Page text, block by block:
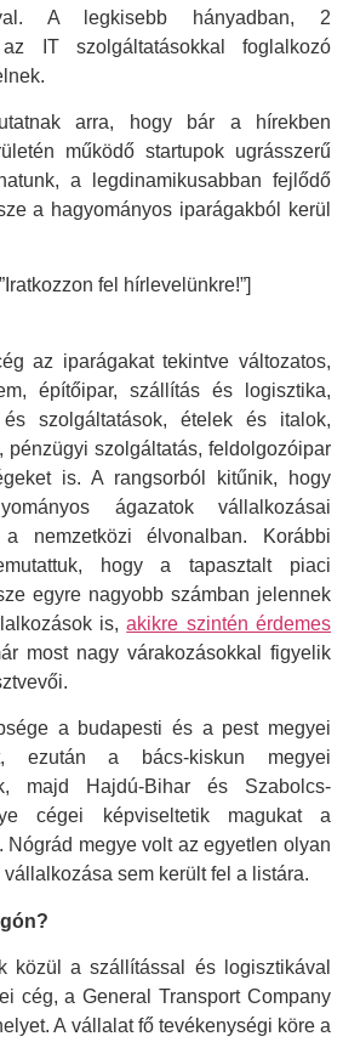
A legkisebb hányadban, 2
IT szolgáltatásokkal foglalkozó
arra, hogy bár a hírekben
működő startupok ugrásszerű
a legdinamikusabban fejlődő
a hagyományos iparágakból kerül
fel hírlevelünkre!”]
az iparágakat tekintve változatos,
építőipar, szállítás és logisztika,
szolgáltatások, ételek és italok,
pénzügyi szolgáltatás, feldolgozóipar
is. A rangsorból kitűnik, hogy
ágazatok vállalkozásai
nemzetközi élvonalban. Korábbi
hogy a tapasztalt piaci
egyre nagyobb számban jelennek
is,akikre szintén érdemes
most nagy várakozásokkal figyelik
a budapesti és a pest megyei
ezután a bács-kiskun megyei
majd Hajdú-Bihar és Szabolcs-
cégei képviseltetik magukat a
Nógrád megye volt az egyetlen olyan
sem került fel a listára.
közül a szállítással és logisztikával
cég, a General Transport Company
A vállalat fő tevékenységi köre a